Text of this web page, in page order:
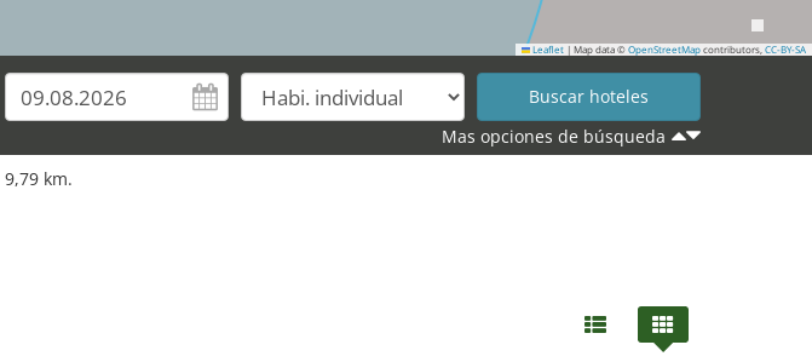
25 30
Leaflet | Map data © OpenStreetMap contributors, CC-BY-SA
Mas opciones de búsqueda
9,79 km.